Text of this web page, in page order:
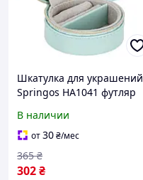
Шкатулка для украшений
Springos HA1041 футляр
В наличии
от30₴/мес
302₴
365 ₴